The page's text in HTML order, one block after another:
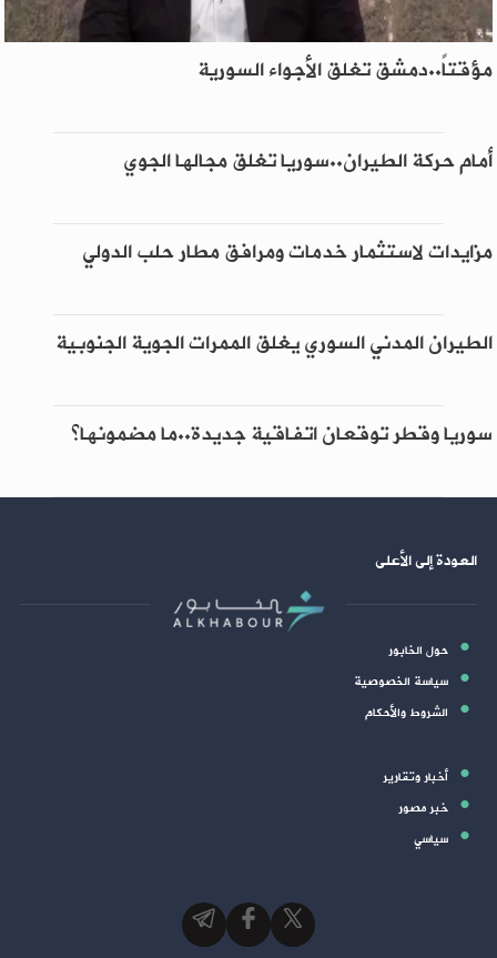
مؤقتاً..دمشق تغلق الأجواء السورية
أمام حركة الطيران..سوريا تغلق مجالها الجوي
مزايدات لاستثمار خدمات ومرافق مطار حلب الدولي
الطيران المدني السوري يغلق الممرات الجوية الجنوبية
سوريا وقطر توقعان اتفاقية جديدة..ما مضمونها؟
العودة إلى الأعلى
حول الخابور
سياسة الخصوصية
الشروط والأحكام
أخبار وتقارير
خبر مصور
سياسي